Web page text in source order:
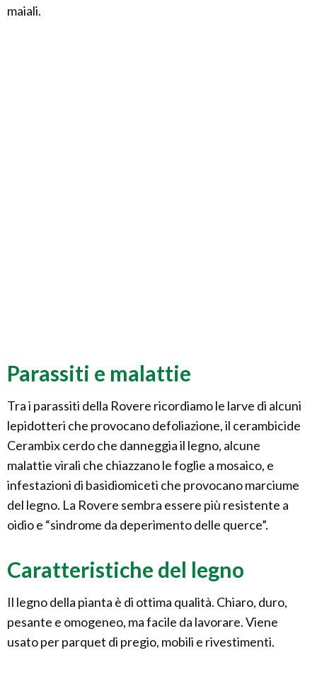
maiali.
Parassiti e malattie
Tra i parassiti della Rovere ricordiamo le larve di alcuni
lepidotteri che provocano defoliazione, il cerambicide
Cerambix cerdo che danneggia il legno, alcune
malattie virali che chiazzano le foglie a mosaico, e
infestazioni di basidiomiceti che provocano marciume
del legno. La Rovere sembra essere più resistente a
oidio e “sindrome da deperimento delle querce”.
Caratteristiche del legno
Il legno della pianta è di ottima qualità. Chiaro, duro,
pesante e omogeneo, ma facile da lavorare. Viene
usato per parquet di pregio, mobili e rivestimenti.